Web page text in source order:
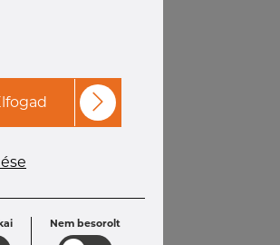
2" x 1"
Nem besorolt